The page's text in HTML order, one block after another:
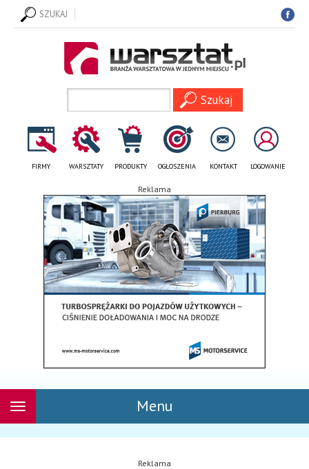
SZUKAJ
FIRMY WARSZTATY PRODUKTY OGŁOSZENIA KONTAKT LOGOWANIE
Reklama
Menu
Rozwiń
Reklama